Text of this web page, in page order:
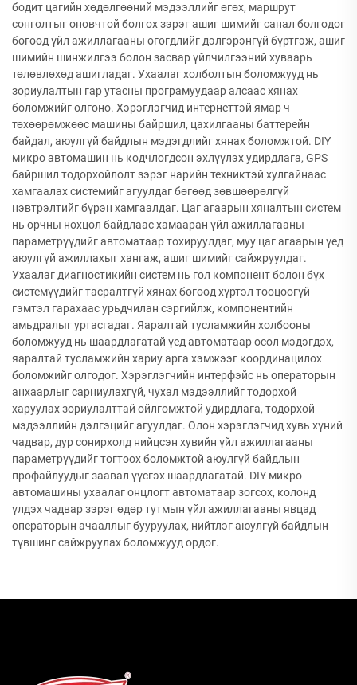
бодит цагийн хөдөлгөөний мэдээллийг өгөх, маршрут
сонголтыг оновчтой болгох зэрэг ашиг шимийг санал болгодог
бөгөөд үйл ажиллагааны өгөгдлийг дэлгэрэнгүй бүртгэж, ашиг
шимийн шинжилгээ болон засвар үйлчилгээний хуваарь
төлөвлөхөд ашигладаг. Ухаалаг холболтын боломжууд нь
зориулалтын гар утасны програмуудаар алсаас хянах
боломжийг олгоно. Хэрэглэгчид интернеттэй ямар ч
төхөөрөмжөөс машины байршил, цахилгааны баттерейн
байдал, аюулгүй байдлын мэдэгдлийг хянах боломжтой. DIY
микро автомашин нь кодчлогдсон эхлүүлэх удирдлага, GPS
байршил тодорхойлолт зэрэг нарийн техниктэй хулгайнаас
хамгаалах системийг агуулдаг бөгөөд зөвшөөрөлгүй
нэвтрэлтийг бүрэн хамгаалдаг. Цаг агаарын хяналтын систем
нь орчны нөхцөл байдлаас хамааран үйл ажиллагааны
параметрүүдийг автоматаар тохируулдаг, муу цаг агаарын үед
аюулгүй ажиллахыг хангаж, ашиг шимийг сайжруулдаг.
Ухаалаг диагностикийн систем нь гол компонент болон бүх
системүүдийг тасралтгүй хянах бөгөөд хүртэл тооцоогүй
гэмтэл гарахаас урьдчилан сэргийлж, компонентийн
амьдралыг уртасгадаг. Яаралтай тусламжийн холбооны
боломжууд нь шаардлагатай үед автоматаар осол мэдэгдэх,
яаралтай тусламжийн хариу арга хэмжээг координацилох
боломжийг олгодог. Хэрэглэгчийн интерфэйс нь операторын
анхаарлыг сарниулахгүй, чухал мэдээллийг тодорхой
харуулах зориулалттай ойлгомжтой удирдлага, тодорхой
мэдээллийн дэлгэцийг агуулдаг. Олон хэрэглэгчид хувь хүний
чадвар, дур сонирхолд нийцсэн хувийн үйл ажиллагааны
параметрүүдийг тогтоох боломжтой аюулгүй байдлын
профайлуудыг заавал үүсгэх шаардлагатай. DIY микро
автомашины ухаалаг онцлогт автоматаар зогсох, колонд
үлдэх чадвар зэрэг өдөр тутмын үйл ажиллагааны явцад
операторын ачааллыг бууруулах, нийтлэг аюулгүй байдлын
түвшинг сайжруулах боломжууд ордог.